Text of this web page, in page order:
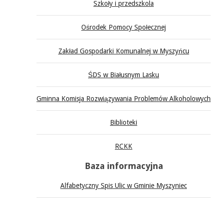
Szkoły i przedszkola
Ośrodek Pomocy Społecznej
Zakład Gospodarki Komunalnej w Myszyńcu
ŚDS w Białusnym Lasku
Gminna Komisja Rozwiązywania Problemów Alkoholowych
Biblioteki
RCKK
Baza informacyjna
Alfabetyczny Spis Ulic w Gminie Myszyniec